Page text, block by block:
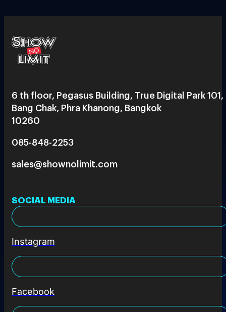
6 th floor, Pegasus Building, True Digital Park 101,
Bang Chak, Phra Khanong, Bangkok
10260
085-848-2253
sales@shownolimit.com
SOCIAL MEDIA
Instagram
Facebook